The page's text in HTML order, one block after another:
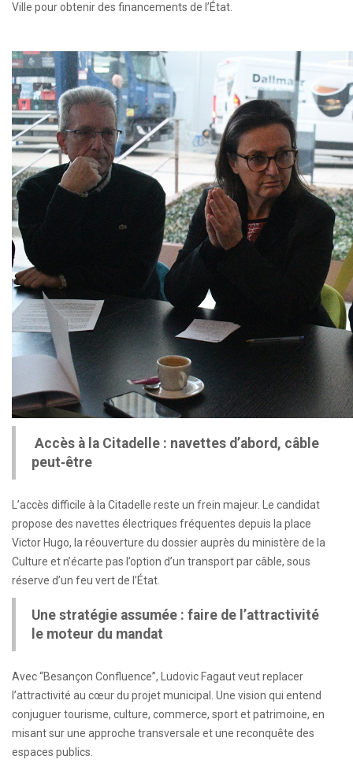
Ville pour obtenir des financements de l’État.
Accès à la Citadelle : navettes d’abord, câble
peut‑être
L’accès difficile à la Citadelle reste un frein majeur. Le candidat
propose des navettes électriques fréquentes depuis la place
Victor Hugo, la réouverture du dossier auprès du ministère de la
Culture et n’écarte pas l’option d’un transport par câble, sous
réserve d’un feu vert de l’État.
Une stratégie assumée : faire de l’attractivité
le moteur du mandat
Avec “Besançon Confluence”, Ludovic Fagaut veut replacer
l’attractivité au cœur du projet municipal. Une vision qui entend
conjuguer tourisme, culture, commerce, sport et patrimoine, en
misant sur une approche transversale et une reconquête des
espaces publics.